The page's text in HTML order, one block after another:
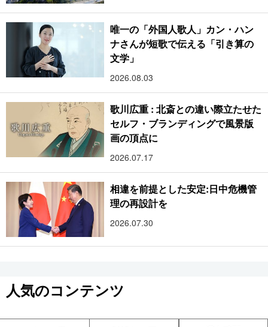
唯一の「外国人歌人」カン・ハン
ナさんが短歌で伝える「引き算の
文学」
2026.08.03
歌川広重 : 北斎との違い際立たせた
セルフ・ブランディングで風景版
画の頂点に
2026.07.17
相違を前提とした安定:日中危機管
理の再設計を
2026.07.30
人気のコンテンツ